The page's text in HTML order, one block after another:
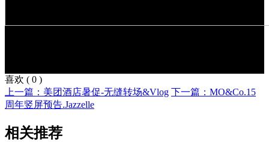
喜欢 ( 0 )
上一篇：美团酒店暑促-无缝转场&Vlog 下一篇：MO&Co.15
周年竖屏预告.Jazzelle
相关推荐